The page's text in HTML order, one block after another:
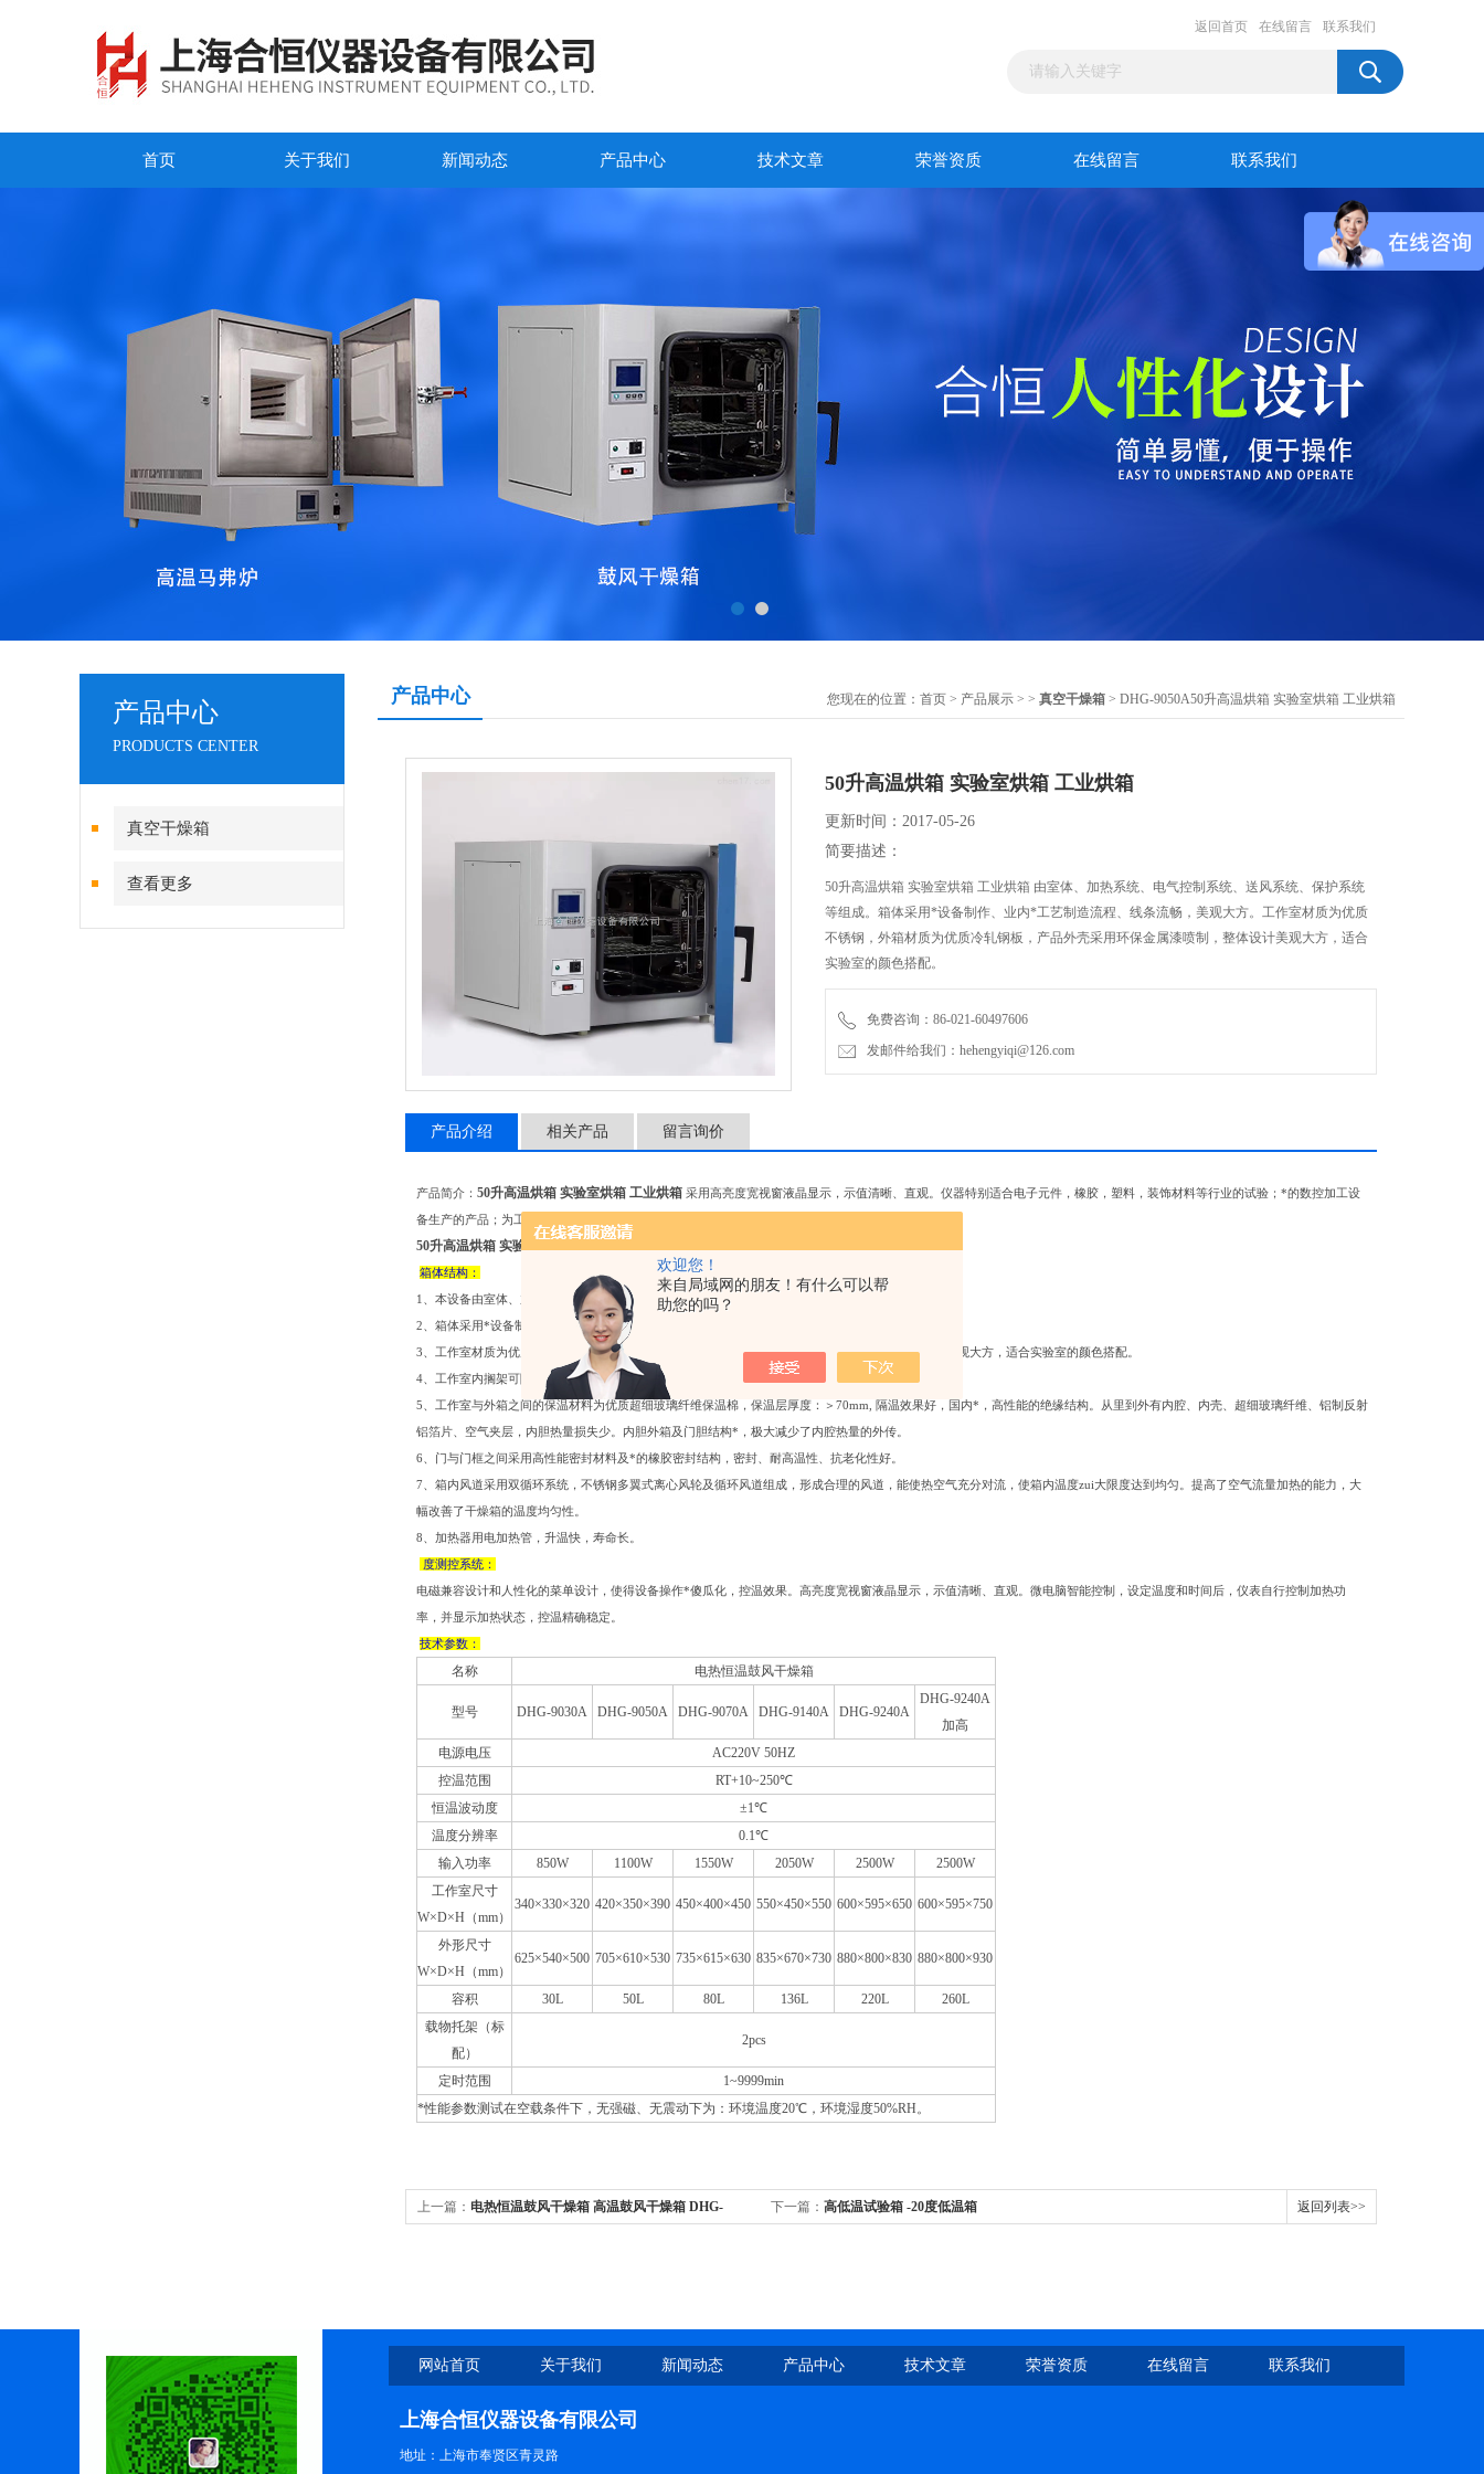
欢迎您！
来自局域网的朋友！有什么可以帮
助您的吗？
返回首页 在线留言 联系我们
首页 关于我们 新闻动态 产品中心 技术文章 荣誉资质 在线留言 联系我们
产品中心
PRODUCTS CENTER
真空干燥箱
查看更多
产品中心 您现在的位置： 首页 > 产品展示 > > 真空干燥箱 > DHG-9050A50升高温烘箱 实验室烘箱 工业烘箱
50升高温烘箱 实验室烘箱 工业烘箱
更新时间：2017-05-26
简要描述：
50升高温烘箱 实验室烘箱 工业烘箱 由室体、加热系统、电气控制系统、送风系统、保护系统
等组成。箱体采用*设备制作、业内*工艺制造流程、线条流畅，美观大方。工作室材质为优质
不锈钢，外箱材质为优质冷轧钢板，产品外壳采用环保金属漆喷制，整体设计美观大方，适合
实验室的颜色搭配。
免费咨询：86-021-60497606
发邮件给我们：hehengyiqi@126.com
产品介绍 相关产品 留言询价
产品简介： 50升高温烘箱 实验室烘箱 工业烘箱 采用高亮度宽视窗液晶显示，示值清晰、直观。仪器特别适合电子元件，橡胶，塑料，装饰材料等行业的试验；*的数控加工设
备生产的产品；为工矿企业、化验室、科研单位等作干燥、烘焙熔蜡、灭菌等*的设备。
50升高温烘箱 实验室烘箱 工业烘箱
箱体结构：
1、本设备由室体、加热系统、电气控制系统、送风系统、保护系统等组成。
2、箱体采用*设备制作、业内工艺制造流程、线条流畅，美观大方。
3、工作室材质为优质不锈钢，外箱材质为优质冷轧钢板，产品外壳采用环保金属漆喷制，整体设计美观大方，适合实验室的颜色搭配。
4、工作室内搁架可随用户的要求任意调节高度以及搁架的数量。
5、工作室与外箱之间的保温材料为优质超细玻璃纤维保温棉，保温层厚度：＞70mm, 隔温效果好，国内*，高性能的绝缘结构。从里到外有内腔、内壳、超细玻璃纤维、铝制反射
铝箔片、空气夹层，内胆热量损失少。内胆外箱及门胆结构*，极大减少了内腔热量的外传。
6、门与门框之间采用高性能密封材料及*的橡胶密封结构，密封、耐高温性、抗老化性好。
7、箱内风道采用双循环系统，不锈钢多翼式离心风轮及循环风道组成，形成合理的风道，能使热空气充分对流，使箱内温度zui大限度达到均匀。提高了空气流量加热的能力，大
幅改善了干燥箱的温度均匀性。
8、加热器用电加热管，升温快，寿命长。
度测控系统：
电磁兼容设计和人性化的菜单设计，使得设备操作*傻瓜化，控温效果。高亮度宽视窗液晶显示，示值清晰、直观。微电脑智能控制，设定温度和时间后，仪表自行控制加热功
率，并显示加热状态，控温精确稳定。
技术参数：
名称 电热恒温鼓风干燥箱
型号 DHG-9030A DHG-9050A DHG-9070A DHG-9140A DHG-9240A
DHG-9240A
加高
电源电压
AC220V 50HZ
控温范围
RT+10~250℃
恒温波动度
±1℃
温度分辨率
0.1℃
输入功率
850W 1100W 1550W 2050W 2500W
2500W
工作室尺寸
W×D×H（mm）
340×330×320 420×350×390 450×400×450 550×450×550 600×595×650 600×595×750
外形尺寸
W×D×H（mm）
625×540×500 705×610×530 735×615×630 835×670×730 880×800×830 880×800×930
容积 30L 50L 80L 136L 220L
260L
载物托架（标
配）
2pcs
定时范围
1~9999min
*性能参数测试在空载条件下，无强磁、无震动下为：环境温度20℃，环境湿度50%RH。
上一篇： 电热恒温鼓风干燥箱 高温鼓风干燥箱 DHG- 下一篇： 高低温试验箱 -20度低温箱 返回列表>>
网站首页 关于我们 新闻动态 产品中心 技术文章 荣誉资质 在线留言 联系我们
上海合恒仪器设备有限公司
地址：上海市奉贤区青灵路